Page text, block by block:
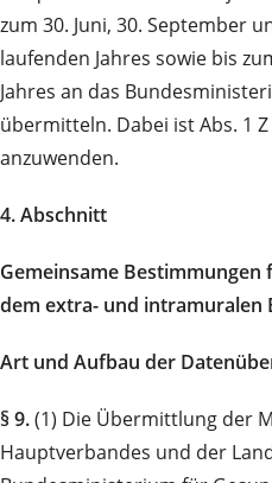
zum 30. Juni, 30. September
laufenden Jahres sowie bis
Jahres an das
übermitteln. Dabei ist Abs. 1
anzuwenden.
4. Abschnitt
Gemeinsame
dem extra- und intramuralen
Art und Aufbau der
§ 9.(1) Die Übermittlung der
Hauptverbandes und der